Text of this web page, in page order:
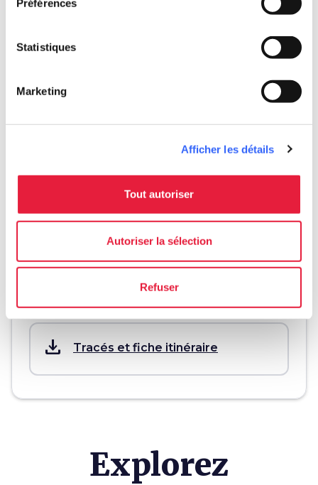
Préférences
Statistiques
Marketing
Afficher les détails
Tout autoriser
Autoriser la sélection
Refuser
Informations
3 journées
info Plus d'infos
Download
save_alt Tracés et fiche itinéraire
Explorez